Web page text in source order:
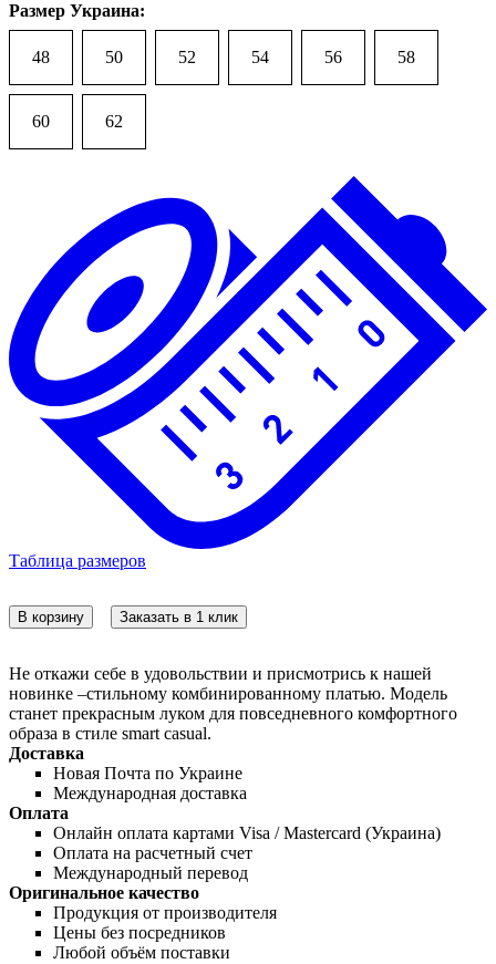
Размер Украина:
48 50 52 54 56 58
60 62
Таблица размеров
В корзину Заказать в 1 клик
Не откажи себе в удовольствии и присмотрись к нашей
новинке –стильному комбинированному платью. Модель
станет прекрасным луком для повседневного комфортного
образа в стиле smart casual.
Доставка
Новая Почта по Украине
Международная доставка
Оплата
Онлайн оплата картами Visa / Mastercard (Украина)
Оплата на расчетный счет
Международный перевод
Оригинальное качество
Продукция от производителя
Цены без посредников
Любой объём поставки